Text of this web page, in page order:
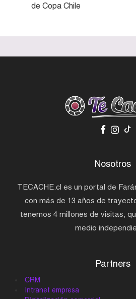
de Copa Chile
Nosotros
TECACHE.cl es un portal de
con más de 13 años de
tenemos 4 millones de visitas,
medio
Partners
CRM
Intranet empresa